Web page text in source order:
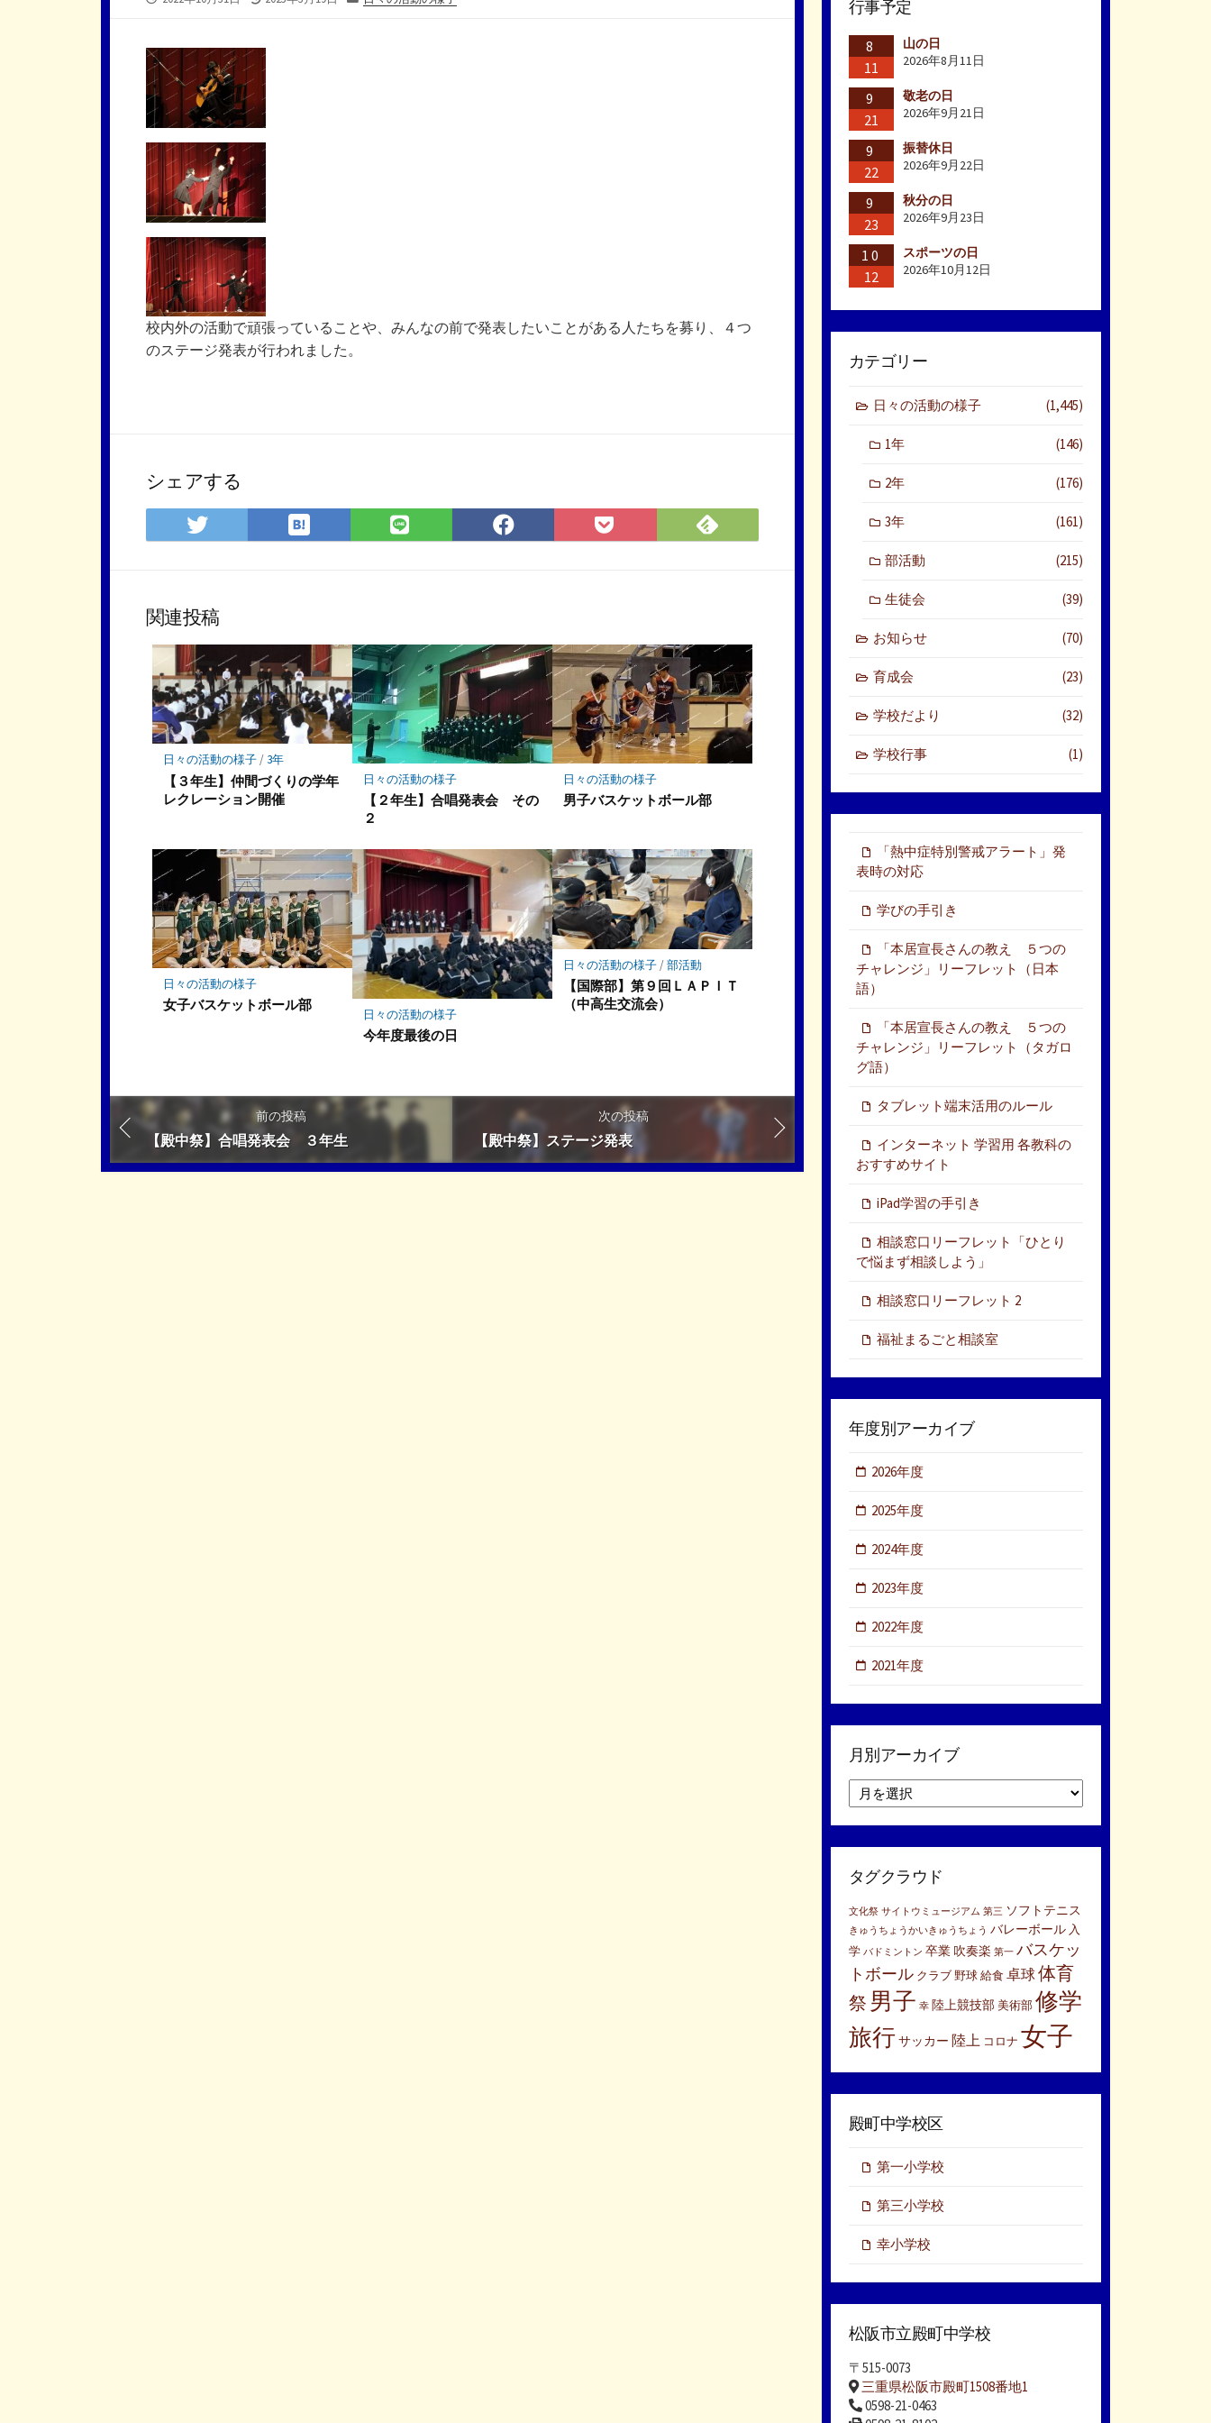
新
日
校内外の活動で頑張っていることや、みんなの前で発表したいことがある人たちを募り、４つ
のステージ発表が行われました。
シェアする
Twitter
で
ア
は
て
マ
ー
ク
に
保
LINE
で
Facebook
で
Pocket
に
Feedly
で
関連投稿
日々の活動の様子/ 3年
【３年生】仲間づくりの学年
レクレーション開催
日々の活動の様子
【２年生】合唱発表会 その
２
日々の活動の様子
男子バスケットボール部
日々の活動の様子
女子バスケットボール部
日々の活動の様子
今年度最後の日
日々の活動の様子/部活動
【国際部】第９回ＬＡＰＩＴ
（中高生交流会）
前の投稿
【殿中祭】合唱発表会 ３年生
次の投稿
【殿中祭】ステージ発表
行事予定
8
11
山の日
2026年8月11日
9
21
敬老の日
2026年9月21日
9
22
振替休日
2026年9月22日
9
23
秋分の日
2026年9月23日
10
12
スポーツの日
2026年10月12日
カテゴリー
日々の活動の様子 (1,445)
1年 (146)
2年 (176)
3年 (161)
部活動 (215)
生徒会 (39)
お知らせ (70)
育成会 (23)
学校だより (32)
学校行事 (1)
「熱中症特別警戒アラート」発
表時の対応
学びの手引き
「本居宣長さんの教え ５つの
チャレンジ」リーフレット（日本
語）
「本居宣長さんの教え ５つの
チャレンジ」リーフレット（タガロ
グ語）
タブレット端末活用のルール
インターネット 学習用 各教科の
おすすめサイト
iPad学習の手引き
相談窓口リーフレット「ひとり
で悩まず相談しよう」
相談窓口リーフレット 2
福祉まるごと相談室
年度別アーカイブ
2026年度
2025年度
2024年度
2023年度
2022年度
2021年度
月別アーカイブ
別
ア
ー
イ
タグクラウド
文化祭 サイトウミュージアム 第三 ソフトテニス
きゅうちょうかいきゅうちょう バレーボール 入
学 バドミントン 卒業 吹奏楽 第一 バスケッ
トボール クラブ 野球 給食 卓球体育
祭 男子 幸 陸上競技部 美術部 修学
旅行サッカー 陸上 コロナ 女子
殿町中学校区
第一小学校
第三小学校
幸小学校
松阪市立殿町中学校
〒515-0073
三重県松阪市殿町1508番地1
0598-21-0463